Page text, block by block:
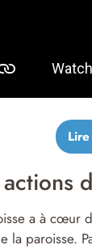
a à cœur
la paroisse.